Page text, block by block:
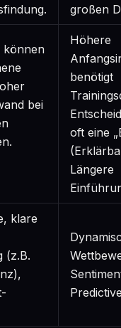
großen
können
bei
Höhere
benötigt
oft eine
Längere
klare
(z.B.